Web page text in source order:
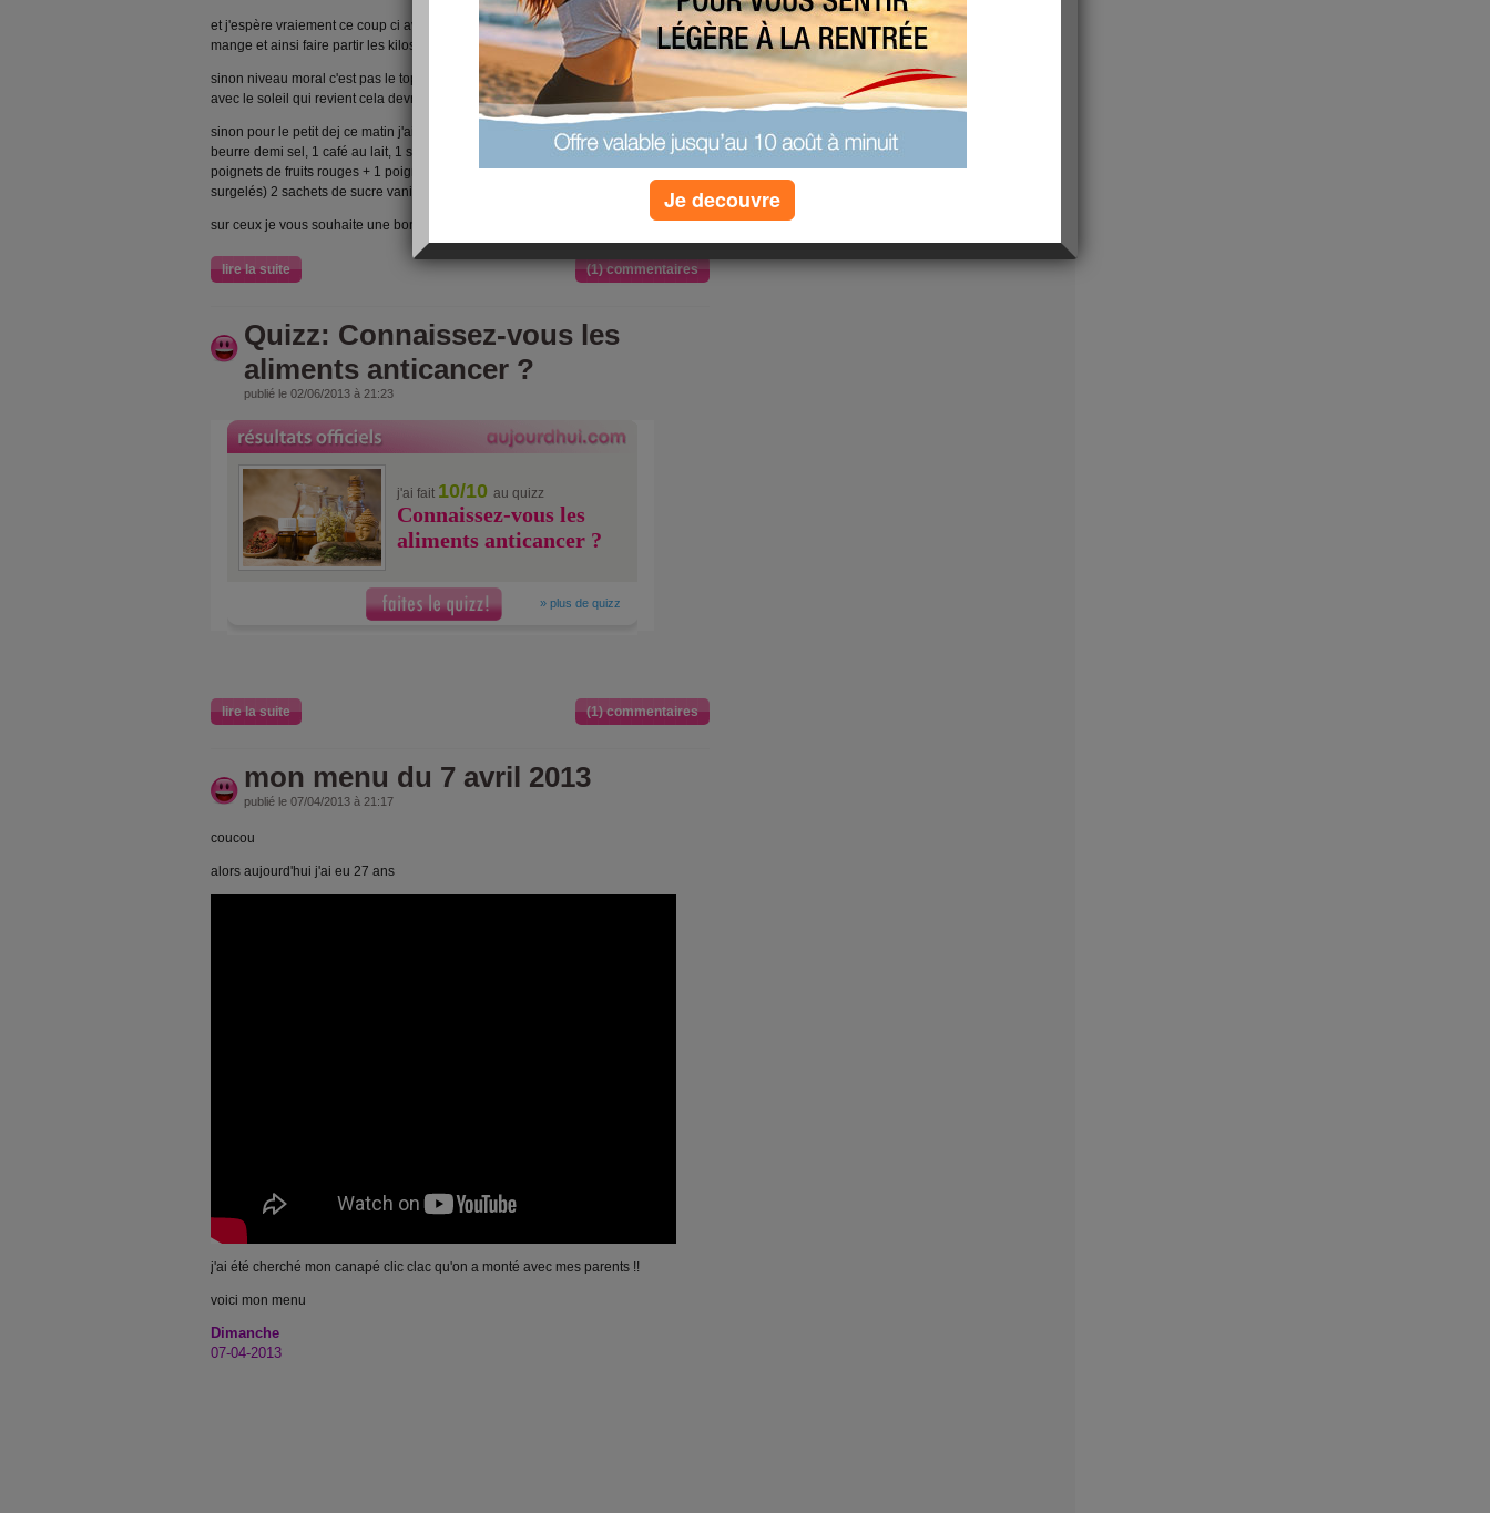
et j'espère vraiement ce coup ci avoir la motivation pour faire attention a ce que je
mange et ainsi faire partir les kilos !!
sinon niveau moral c'est pas le top (entre les insomnies, les petits soucis) ! mais
avec le soleil qui revient cela devrait aller mieux !!
sinon pour le petit dej ce matin j'ai pris 3 tranches de pain au céréales avec 10g de
beurre demi sel, 1 café au lait, 1 smoothies fruits rouges ananas ( j'ai mixer 2
poignets de fruits rouges + 1 poignet de morceaux d'ananas (les fruits sont
surgelés) 2 sachets de sucre vanillée + 400ml d'eau tiède ).
sur ceux je vous souhaite une bonne journ
lire la suite (1) commentaires
Quizz: Connaissez-vous les
aliments anticancer ?
publié le 02/06/2013 à 21:23
j'ai fait 10/10 au quizz
Connaissez-vous les
aliments anticancer ?
» plus de quizz
lire la suite (1) commentaires
mon menu du 7 avril 2013
publié le 07/04/2013 à 21:17
coucou
alors aujourd'hui j'ai eu 27 ans
j'ai été cherché mon canapé clic clac qu'on a monté avec mes parents !!
voici mon menu
Dimanche
07-04-2013
Je decouvre